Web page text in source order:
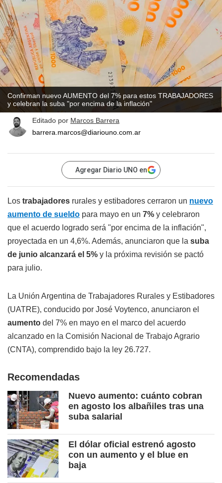
Confirman nuevo AUMENTO del 7% para estos TRABAJADORES
y celebran la suba "por encima de la inflación"
Editado por Marcos Barrera
barrera.marcos@diariouno.com.ar
Agregar Diario UNO en
Los trabajadores rurales y estibadores cerraron un nuevo
aumento de sueldo para mayo en un 7% y celebraron
que el acuerdo logrado será "por encima de la inflación",
proyectada en un 4,6%. Además, anunciaron que la suba
de junio alcanzará el 5% y la próxima revisión se pactó
para julio.
La Unión Argentina de Trabajadores Rurales y Estibadores
(UATRE), conducido por José Voytenco, anunciaron el
aumento del 7% en mayo en el marco del acuerdo
alcanzado en la Comisión Nacional de Trabajo Agrario
(CNTA), comprendido bajo la ley 26.727.
Recomendadas
Nuevo aumento: cuánto cobran
en agosto los albañiles tras una
suba salarial
El dólar oficial estrenó agosto
con un aumento y el blue en
baja